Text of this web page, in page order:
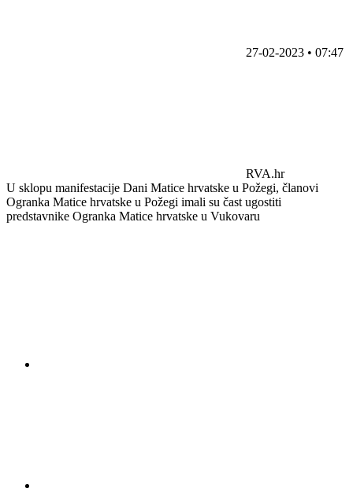
27-02-2023 • 07:47
RVA.hr
U sklopu manifestacije Dani Matice hrvatske u Požegi, članovi
Ogranka Matice hrvatske u Požegi imali su čast ugostiti
predstavnike Ogranka Matice hrvatske u Vukovaru